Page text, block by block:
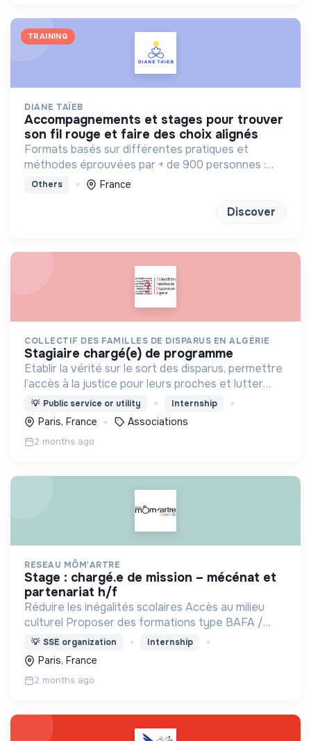
TRAINING
DIANE TAÏEB
accompagnements et stages pour trouver
son fil rouge et faire des choix alignés
Formats basés sur différentes pratiques et
méthodes éprouvées par + de 900 personnes :
bilan de competences, enneagramme et
Others France
Discover
COLLECTIF DES FAMILLES DE DISPARUS EN ALGÉRIE
stagiaire chargé(e) de programme
Etablir la vérité sur le sort des disparus, permettre
l’accès à la justice pour leurs proches et lutter
contre l’impunité
💡 Public service or utility Internship
Paris, France Associations
2 months ago
RESEAU MÔM'ARTRE
stage : chargé.e de mission – mécénat et
partenariat h/f
Réduire les inégalités scolaires Accès au milieu
culturel Proposer des formations type BAFA /
BAFD .
💡 SSE organization Internship
Paris, France
2 months ago